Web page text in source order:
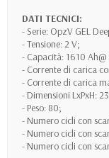
DATI TECNICI:
- Serie: OpzV GEL
- Tensione: 2 V;
- Capacità: 1610
- Corrente di carica
- Corrente di carica
- Dimensioni LxPxH:
- Peso: 80;
- Numero cicli con
- Numero cicli con
- Numero cicli con